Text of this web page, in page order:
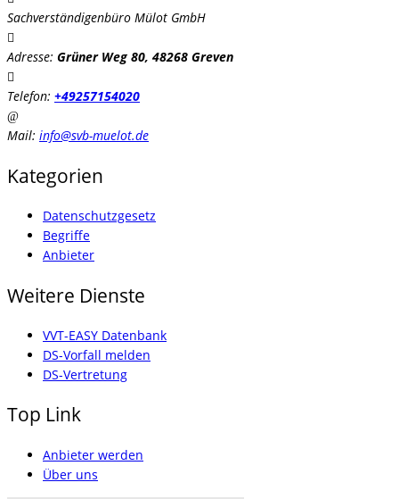
Sachverständigenbüro Mülot GmbH
Adresse: Grüner Weg 80, 48268 Greven
Telefon: +49257154020
Mail: info@svb-muelot.de
Kategorien
Datenschutzgesetz
Begriffe
Anbieter
Weitere Dienste
VVT-EASY Datenbank
DS-Vorfall melden
DS-Vertretung
Top Link
Anbieter werden
Über uns